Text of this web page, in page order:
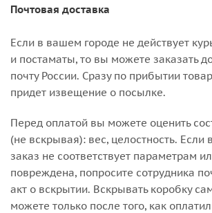
Почтовая доставка
Если в вашем городе не действует
и постаматы, то вы можете заказать
почту России. Сразу по прибытии
придет извещение о посылке.
Перед оплатой вы можете оценить
(не вскрывая): вес, целостность. Если
заказ не соответствует параметрам
повреждена, попросите сотрудника
акт о вскрытии. Вскрывать коробку
можете только после того, как